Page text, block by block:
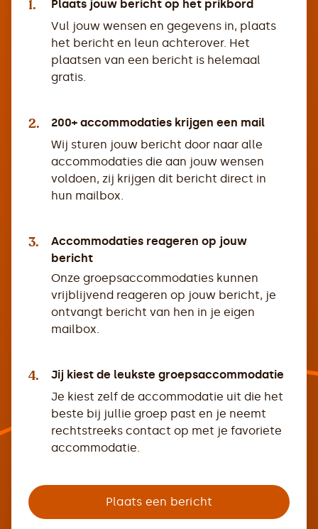
1.
Plaats jouw bericht op het prikbord
Vul jouw wensen en gegevens in, plaats
het bericht en leun achterover. Het
plaatsen van een bericht is helemaal
gratis.
2.
200+ accommodaties krijgen een mail
Wij sturen jouw bericht door naar alle
accommodaties die aan jouw wensen
voldoen, zij krijgen dit bericht direct in
hun mailbox.
3.
Accommodaties reageren op jouw
bericht
Onze groepsaccommodaties kunnen
vrijblijvend reageren op jouw bericht, je
ontvangt bericht van hen in je eigen
mailbox.
4.
Jij kiest de leukste groepsaccommodatie
Je kiest zelf de accommodatie uit die het
beste bij jullie groep past en je neemt
rechtstreeks contact op met je favoriete
accommodatie.
Plaats een bericht